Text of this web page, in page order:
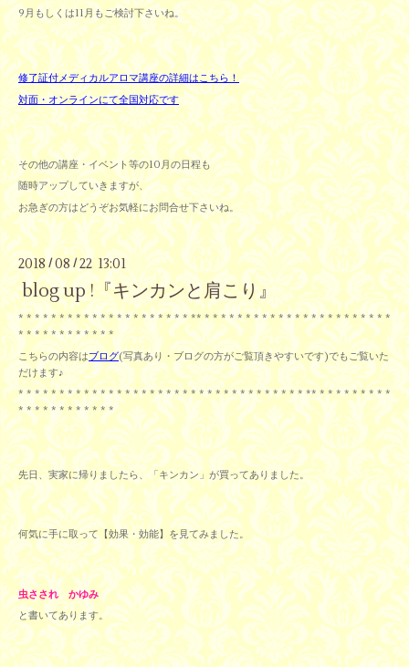
9月もしくは11月もご検討下さいね。
修了証付メディカルアロマ講座の詳細はこちら！
対面・オンラインにて全国対応です
その他の講座・イベント等の10月の日程も
随時アップしていきますが、
お急ぎの方はどうぞお気軽にお問合せ下さいね。
2018/08 /22 13:01
blog up !『キンカンと肩こり』
* * * * * * * * * * * * * * * * * * * * * ** * * * * * * * * * * * * * * * * * * * * * * *
* * * * * * * * * * * *
こちらの内容はブログ(写真あり・ブログの方がご覧頂きやすいです)でもご覧いた
だけます♪
* * * * * * * * * * * * * * * * * * * * * * * * * * * * * * * * * * * ** * * * * * * * * *
* * * * * * * * * * * *
先日、実家に帰りましたら、「キンカン」が買ってありました。
何気に手に取って【効果・効能】を見てみました。
虫さされ かゆみ
と書いてあります。